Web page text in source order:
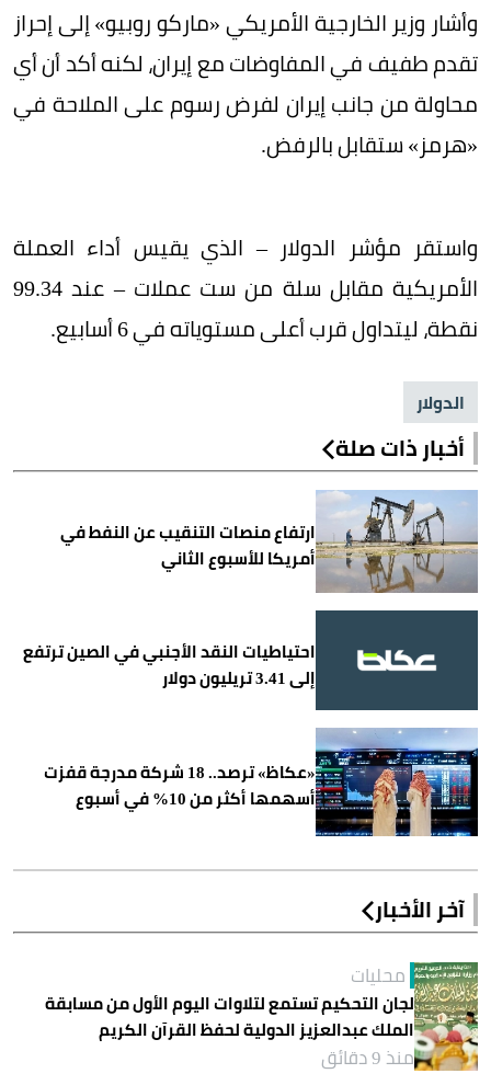
وأشار وزير الخارجية الأمريكي «ماركو روبيو» إلى إحراز
تقدم طفيف في المفاوضات مع إيران، لكنه أكد أن أي
محاولة من جانب إيران لفرض رسوم على الملاحة في
«هرمز» ستقابل بالرفض.
واستقر مؤشر الدولار – الذي يقيس أداء العملة
الأمريكية مقابل سلة من ست عملات – عند 99.34
نقطة، ليتداول قرب أعلى مستوياته في 6 أسابيع.
الدولار
أخبار ذات صلة
ارتفاع منصات التنقيب عن النفط في
أمريكا للأسبوع الثاني
احتياطيات النقد الأجنبي في الصين ترتفع
إلى 3.41 تريليون دولار
«عكاظ» ترصد.. 18 شركة مدرجة قفزت
أسهمها أكثر من 10% في أسبوع
آخر الأخبار
محليات
لجان التحكيم تستمع لتلاوات اليوم الأول من مسابقة
الملك عبدالعزيز الدولية لحفظ القرآن الكريم
منذ 9 دقائق